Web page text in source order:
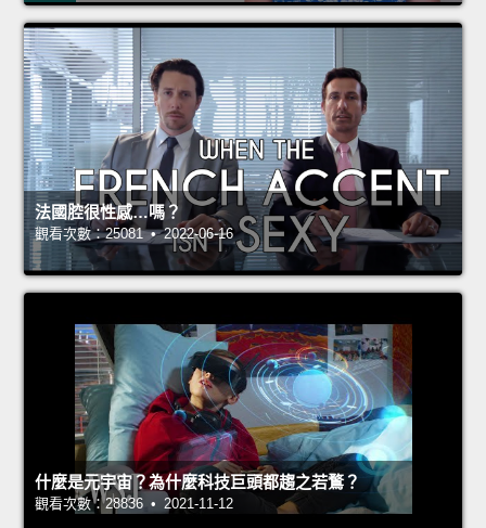
法國腔很性感…嗎？
觀看次數：25081 • 2022-06-16
什麼是元宇宙？為什麼科技巨頭都趨之若鶩？
觀看次數：28836 • 2021-11-12